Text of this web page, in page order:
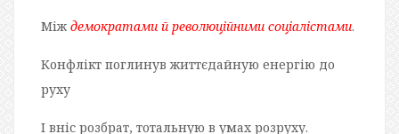
Між демократами й революційними соціалістами.
Конфлікт поглинув життєдайную енергію до
руху
І вніс розбрат, тотальную в умах розруху.